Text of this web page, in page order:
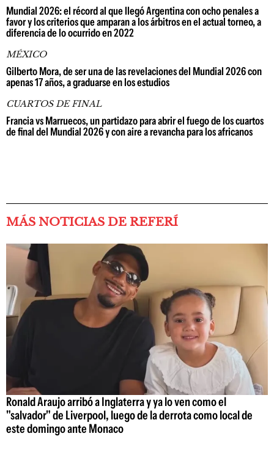
Mundial 2026: el récord al que llegó Argentina con ocho penales a
favor y los criterios que amparan a los árbitros en el actual torneo, a
diferencia de lo ocurrido en 2022
MÉXICO
Gilberto Mora, de ser una de las revelaciones del Mundial 2026 con
apenas 17 años, a graduarse en los estudios
CUARTOS DE FINAL
Francia vs Marruecos, un partidazo para abrir el fuego de los cuartos
de final del Mundial 2026 y con aire a revancha para los africanos
MÁS NOTICIAS DE REFERÍ
Ronald Araujo arribó a Inglaterra y ya lo ven como el
"salvador" de Liverpool, luego de la derrota como local de
este domingo ante Monaco